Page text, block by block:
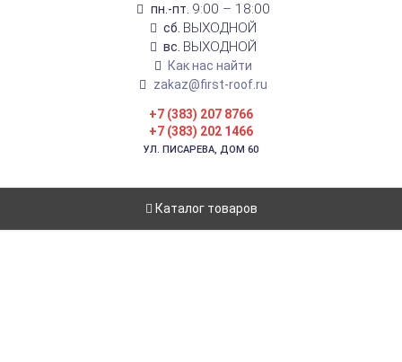
пн.-пт. 9:00 – 18:00
сб. ВЫХОДНОЙ
вс. ВЫХОДНОЙ
Как нас найти
zakaz@first-roof.ru
+7 (383) 207 8766
+7 (383) 202 1466
УЛ. ПИСАРЕВА, ДОМ 60
Каталог товаров